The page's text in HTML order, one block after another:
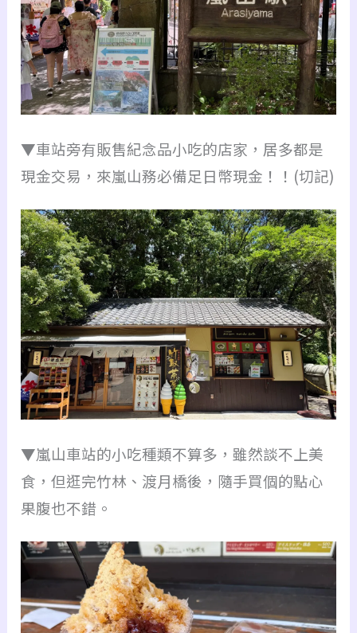
▼車站旁有販售紀念品小吃的店家，居多都是
現金交易，來嵐山務必備足日幣現金！！(切記)
▼嵐山車站的小吃種類不算多，雖然談不上美
食，但逛完竹林、渡月橋後，隨手買個的點心
果腹也不錯。